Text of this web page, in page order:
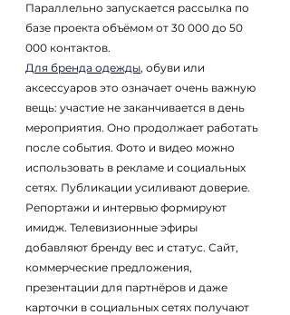
Параллельно запускается рассылка по
базе проекта объёмом от 30 000 до 50
000 контактов.
Для бренда одежды, обуви или
аксессуаров это означает очень важную
вещь: участие не заканчивается в день
мероприятия. Оно продолжает работать
после события. Фото и видео можно
использовать в рекламе и социальных
сетях. Публикации усиливают доверие.
Репортажи и интервью формируют
имидж. Телевизионные эфиры
добавляют бренду вес и статус. Сайт,
коммерческие предложения,
презентации для партнёров и даже
карточки в социальных сетях получают